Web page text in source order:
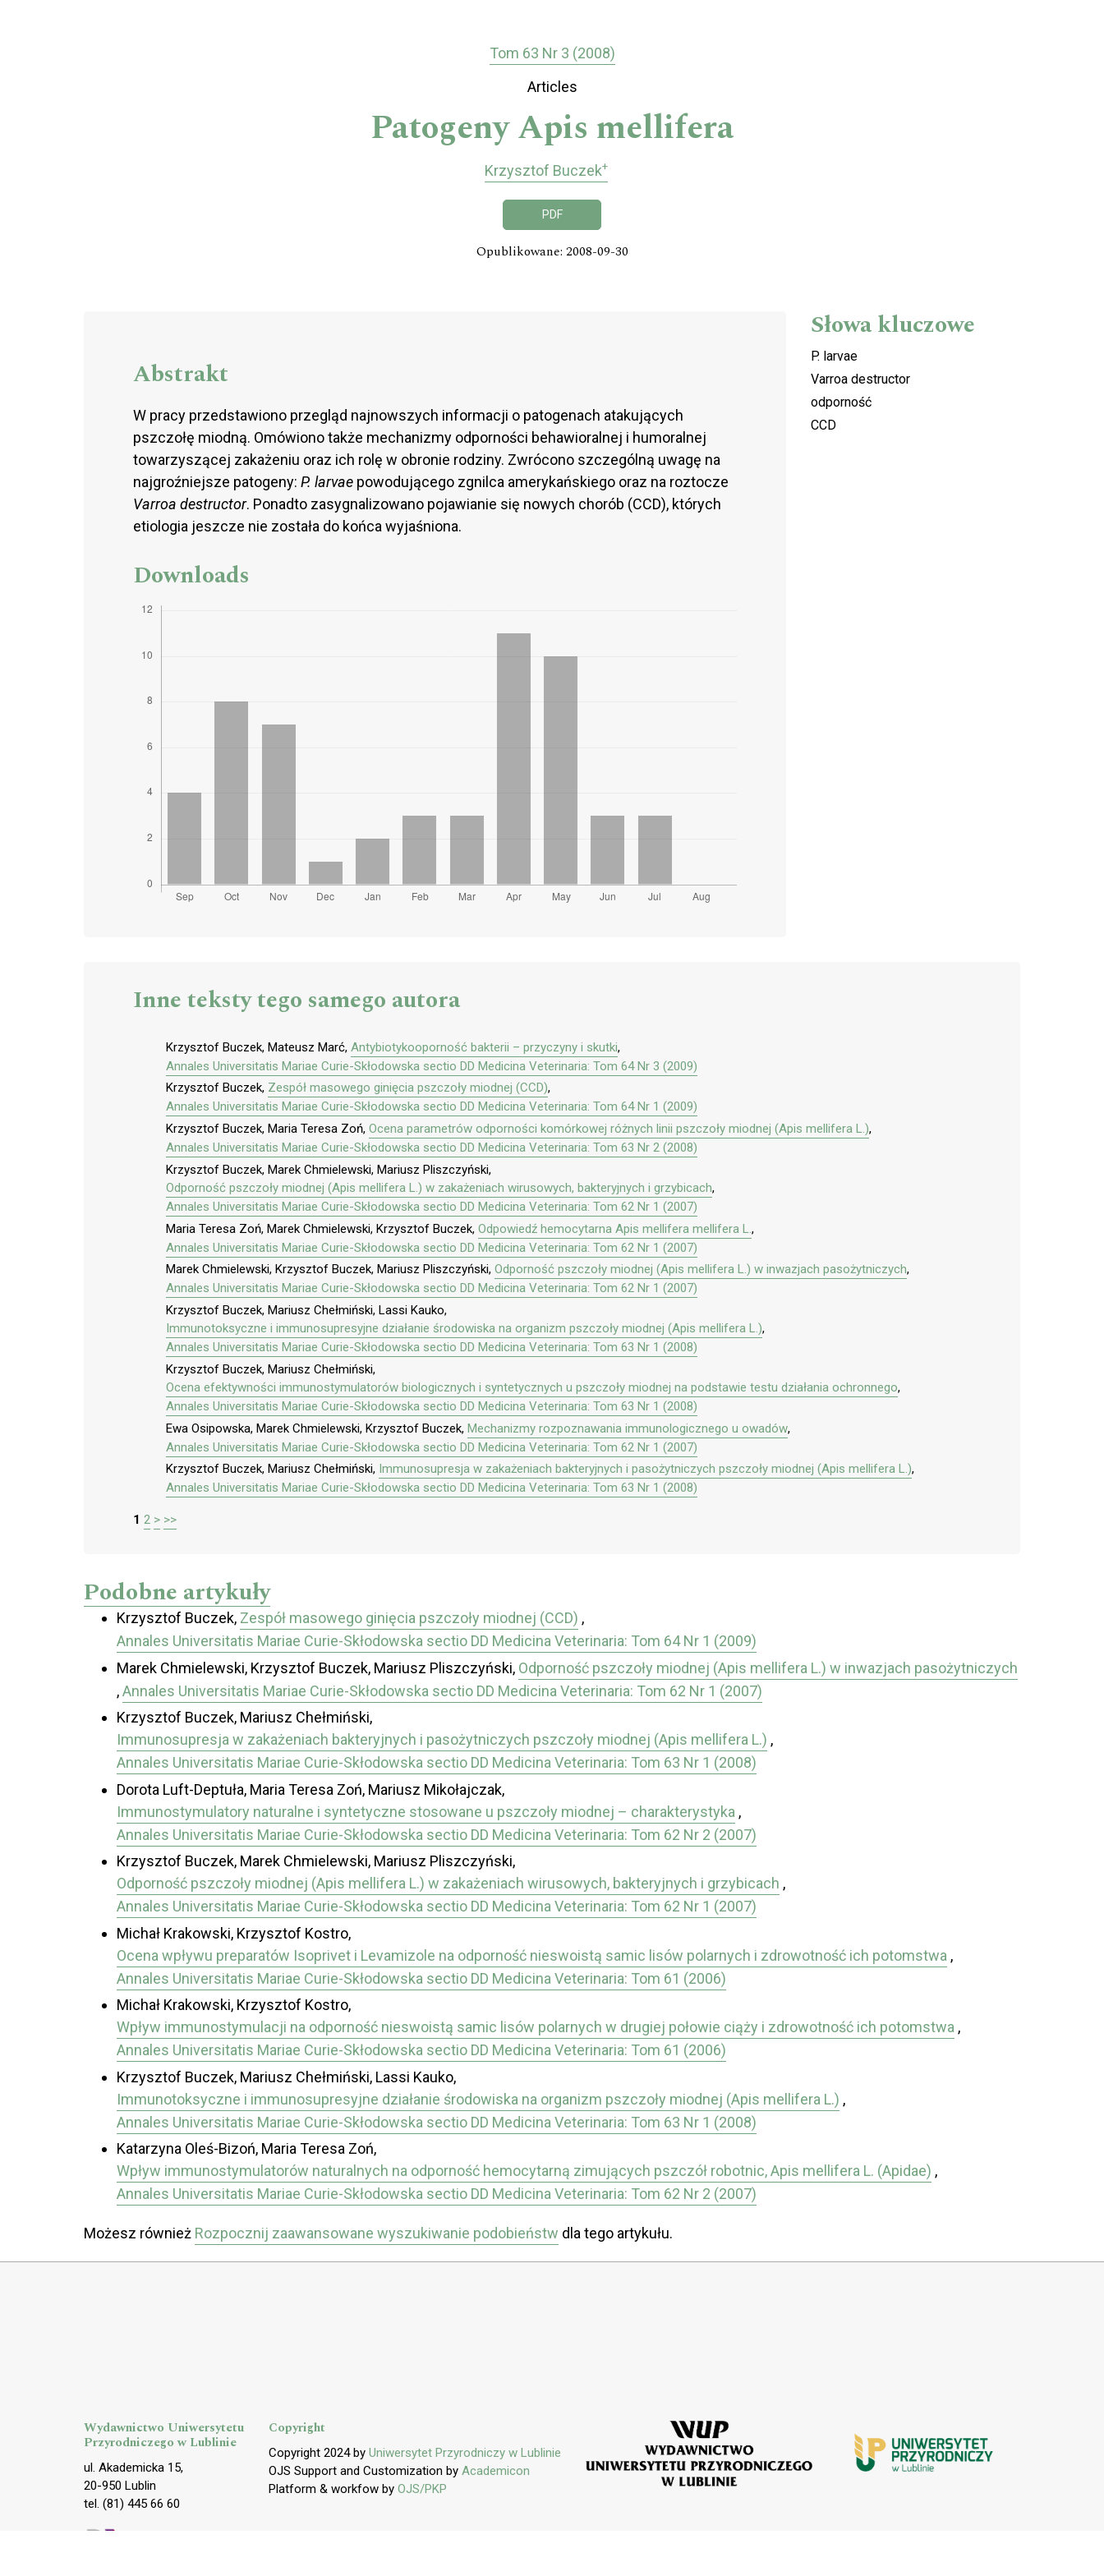
Tom 63 Nr 3 (2008)
Articles
Patogeny Apis mellifera
Krzysztof Buczek+
PDF
Opublikowane: 2008-09-30
Abstrakt
W pracy przedstawiono przegląd najnowszych informacji o patogenach atakujących
pszczołę miodną. Omówiono także mechanizmy odporności behawioralnej i humoralnej
towarzyszącej zakażeniu oraz ich rolę w obronie rodziny. Zwrócono szczególną uwagę na
najgroźniejsze patogeny: P. larvae powodującego zgnilca amerykańskiego oraz na roztocze
Varroa destructor. Ponadto zasygnalizowano pojawianie się nowych chorób (CCD), których
etiologia jeszcze nie została do końca wyjaśniona.
Downloads
Słowa kluczowe
P. larvae
Varroa destructor
odporność
CCD
Inne teksty tego samego autora
Krzysztof Buczek, Mateusz Marć, Antybiotykooporność bakterii – przyczyny i skutki,
Annales Universitatis Mariae Curie-Skłodowska sectio DD Medicina Veterinaria: Tom 64 Nr 3 (2009)
Krzysztof Buczek, Zespół masowego ginięcia pszczoły miodnej (CCD),
Annales Universitatis Mariae Curie-Skłodowska sectio DD Medicina Veterinaria: Tom 64 Nr 1 (2009)
Krzysztof Buczek, Maria Teresa Zoń, Ocena parametrów odporności komórkowej różnych linii pszczoły miodnej (Apis mellifera L.),
Annales Universitatis Mariae Curie-Skłodowska sectio DD Medicina Veterinaria: Tom 63 Nr 2 (2008)
Krzysztof Buczek, Marek Chmielewski, Mariusz Pliszczyński,
Odporność pszczoły miodnej (Apis mellifera L.) w zakażeniach wirusowych, bakteryjnych i grzybicach,
Annales Universitatis Mariae Curie-Skłodowska sectio DD Medicina Veterinaria: Tom 62 Nr 1 (2007)
Maria Teresa Zoń, Marek Chmielewski, Krzysztof Buczek, Odpowiedź hemocytarna Apis mellifera mellifera L. ,
Annales Universitatis Mariae Curie-Skłodowska sectio DD Medicina Veterinaria: Tom 62 Nr 1 (2007)
Marek Chmielewski, Krzysztof Buczek, Mariusz Pliszczyński, Odporność pszczoły miodnej (Apis mellifera L.) w inwazjach pasożytniczych,
Annales Universitatis Mariae Curie-Skłodowska sectio DD Medicina Veterinaria: Tom 62 Nr 1 (2007)
Krzysztof Buczek, Mariusz Chełmiński, Lassi Kauko,
Immunotoksyczne i immunosupresyjne działanie środowiska na organizm pszczoły miodnej (Apis mellifera L.),
Annales Universitatis Mariae Curie-Skłodowska sectio DD Medicina Veterinaria: Tom 63 Nr 1 (2008)
Krzysztof Buczek, Mariusz Chełmiński,
Ocena efektywności immunostymulatorów biologicznych i syntetycznych u pszczoły miodnej na podstawie testu działania ochronnego,
Annales Universitatis Mariae Curie-Skłodowska sectio DD Medicina Veterinaria: Tom 63 Nr 1 (2008)
Ewa Osipowska, Marek Chmielewski, Krzysztof Buczek, Mechanizmy rozpoznawania immunologicznego u owadów,
Annales Universitatis Mariae Curie-Skłodowska sectio DD Medicina Veterinaria: Tom 62 Nr 1 (2007)
Krzysztof Buczek, Mariusz Chełmiński, Immunosupresja w zakażeniach bakteryjnych i pasożytniczych pszczoły miodnej (Apis mellifera L.),
Annales Universitatis Mariae Curie-Skłodowska sectio DD Medicina Veterinaria: Tom 63 Nr 1 (2008)
1 2 > >>
Podobne artykuły
Krzysztof Buczek, Zespół masowego ginięcia pszczoły miodnej (CCD) ,
Annales Universitatis Mariae Curie-Skłodowska sectio DD Medicina Veterinaria: Tom 64 Nr 1 (2009)
Marek Chmielewski, Krzysztof Buczek, Mariusz Pliszczyński, Odporność pszczoły miodnej (Apis mellifera L.) w inwazjach pasożytniczych
,Annales Universitatis Mariae Curie-Skłodowska sectio DD Medicina Veterinaria: Tom 62 Nr 1 (2007)
Krzysztof Buczek, Mariusz Chełmiński,
Immunosupresja w zakażeniach bakteryjnych i pasożytniczych pszczoły miodnej (Apis mellifera L.) ,
Annales Universitatis Mariae Curie-Skłodowska sectio DD Medicina Veterinaria: Tom 63 Nr 1 (2008)
Dorota Luft-Deptuła, Maria Teresa Zoń, Mariusz Mikołajczak,
Immunostymulatory naturalne i syntetyczne stosowane u pszczoły miodnej – charakterystyka ,
Annales Universitatis Mariae Curie-Skłodowska sectio DD Medicina Veterinaria: Tom 62 Nr 2 (2007)
Krzysztof Buczek, Marek Chmielewski, Mariusz Pliszczyński,
Odporność pszczoły miodnej (Apis mellifera L.) w zakażeniach wirusowych, bakteryjnych i grzybicach ,
Annales Universitatis Mariae Curie-Skłodowska sectio DD Medicina Veterinaria: Tom 62 Nr 1 (2007)
Michał Krakowski, Krzysztof Kostro,
Ocena wpływu preparatów Isoprivet i Levamizole na odporność nieswoistą samic lisów polarnych i zdrowotność ich potomstwa ,
Annales Universitatis Mariae Curie-Skłodowska sectio DD Medicina Veterinaria: Tom 61 (2006)
Michał Krakowski, Krzysztof Kostro,
Wpływ immunostymulacji na odporność nieswoistą samic lisów polarnych w drugiej połowie ciąży i zdrowotność ich potomstwa ,
Annales Universitatis Mariae Curie-Skłodowska sectio DD Medicina Veterinaria: Tom 61 (2006)
Krzysztof Buczek, Mariusz Chełmiński, Lassi Kauko,
Immunotoksyczne i immunosupresyjne działanie środowiska na organizm pszczoły miodnej (Apis mellifera L.) ,
Annales Universitatis Mariae Curie-Skłodowska sectio DD Medicina Veterinaria: Tom 63 Nr 1 (2008)
Katarzyna Oleś-Bizoń, Maria Teresa Zoń,
Wpływ immunostymulatorów naturalnych na odporność hemocytarną zimujących pszczół robotnic, Apis mellifera L. (Apidae) ,
Annales Universitatis Mariae Curie-Skłodowska sectio DD Medicina Veterinaria: Tom 62 Nr 2 (2007)
Możesz również Rozpocznij zaawansowane wyszukiwanie podobieństw dla tego artykułu.
Wydawnictwo Uniwersytetu
Przyrodniczego w Lublinie
ul. Akademicka 15,
20-950 Lublin
tel. (81) 445 66 60
Copyright
Copyright 2024 by Uniwersytet Przyrodniczy w Lublinie
OJS Support and Customization by Academicon
Platform & workfow by OJS/PKP